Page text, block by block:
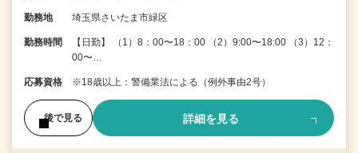
勤務地 埼玉県さいたま市緑区
勤務時間
【日勤】 （1）8：00〜18：00 （2）9:00〜18:00 （3）12：
00〜…
応募資格 ※18歳以上：警備業法による（例外事由2号）
後で見る 詳細を見る